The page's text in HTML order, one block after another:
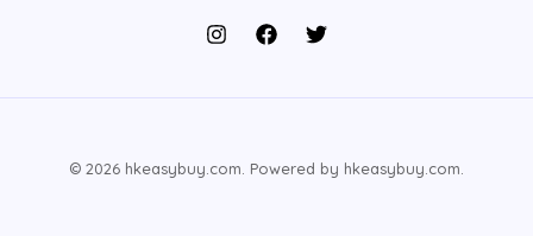
© 2026 hkeasybuy.com. Powered by hkeasybuy.com.